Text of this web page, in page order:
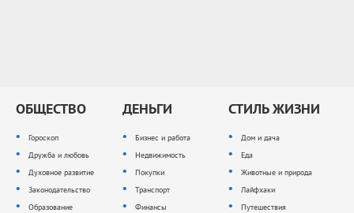
ОБЩЕСТВО
Гороскоп
Дружба и любовь
Духовное развитие
Законодательство
Образование
ДЕНЬГИ
Бизнес и работа
Недвижимость
Покупки
Транспорт
Финансы
СТИЛЬ ЖИЗНИ
Дом и дача
Еда
Животные и природа
Лайфхаки
Путешествия